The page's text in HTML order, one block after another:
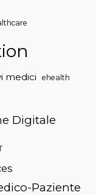
medici ehealth
Digitale
Paziente